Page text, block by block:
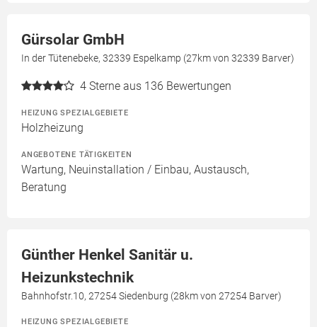
Gürsolar GmbH
In der Tütenebeke, 32339 Espelkamp (27km von 32339 Barver)
4 Sterne aus 136 Bewertungen
HEIZUNG SPEZIALGEBIETE
Holzheizung
ANGEBOTENE TÄTIGKEITEN
Wartung, Neuinstallation / Einbau, Austausch,
Beratung
Günther Henkel Sanitär u.
Heizunkstechnik
Bahnhofstr.10, 27254 Siedenburg (28km von 27254 Barver)
HEIZUNG SPEZIALGEBIETE